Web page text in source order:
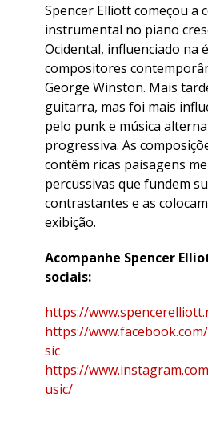
Spencer Elliott começou a
instrumental no piano
Ocidental, influenciado na
compositores
George Winston. Mais
guitarra, mas foi mais
pelo punk e música
progressiva. As
contêm ricas paisagens
percussivas que fundem
contrastantes e as
exibição.
Acompanhe Spencer
sociais:
https://
https://
sic
https://
usic/